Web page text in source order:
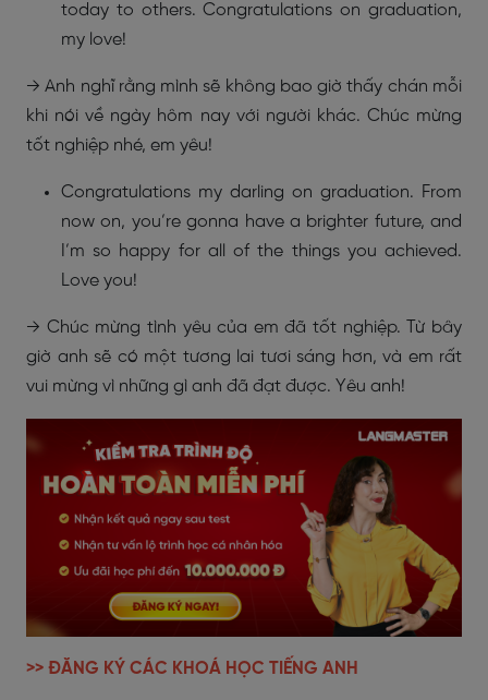
today to others. Congratulations on graduation,
my love!
→ Anh nghĩ rằng mình sẽ không bao giờ thấy chán mỗi
khi nói về ngày hôm nay với người khác. Chúc mừng
tốt nghiệp nhé, em yêu!
Congratulations my darling on graduation. From
now on, you’re gonna have a brighter future, and
I’m so happy for all of the things you achieved.
Love you!
→ Chúc mừng tình yêu của em đã tốt nghiệp. Từ bây
giờ anh sẽ có một tương lai tươi sáng hơn, và em rất
vui mừng vì những gì anh đã đạt được. Yêu anh!
>> ĐĂNG KÝ CÁC KHOÁ HỌC TIẾNG ANH